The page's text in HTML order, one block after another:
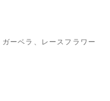
ーベラ、レースフラワー